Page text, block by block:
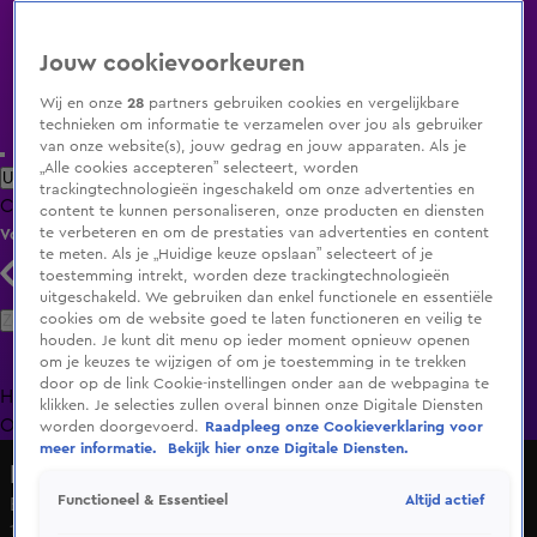
Uitzending Gemist Populaire programma's Zenders Genres
ClipsFilmsRadioSmart TV inlogShop
Volg KIJK
Zoeken
HomeUitzending Gemist Programma's De Bondgenoten
OranjezomerLivestreamsShop
Enorme schade na verwoestende brand in Oude Pekela
13 mei 2025, 13:43
Jouw cookievoorkeuren
Wij en onze28 partners gebruiken cookies en vergelijkbare
technieken om informatie te verzamelen over jou als gebruiker
van onze website(s), jouw gedrag en jouw apparaten. Als je
„Alle cookies accepteren” selecteert, worden
trackingtechnologieën ingeschakeld om onze advertenties en
content te kunnen personaliseren, onze producten en diensten
te verbeteren en om de prestaties van advertenties en content
te meten. Als je „Huidige keuze opslaan” selecteert of je
toestemming intrekt, worden deze trackingtechnologieën
uitgeschakeld. We gebruiken dan enkel functionele en essentiële
cookies om de website goed te laten functioneren en veilig te
houden. Je kunt dit menu op ieder moment opnieuw openen
om je keuzes te wijzigen of om je toestemming in te trekken
door op de link Cookie-instellingen onder aan de webpagina te
klikken. Je selecties zullen overal binnen onze Digitale Diensten
worden doorgevoerd.
Raadpleeg onze Cookieverklaring voor
meer informatie.
Bekijk hier onze Digitale Diensten.
Functioneel & Essentieel Altijd actief